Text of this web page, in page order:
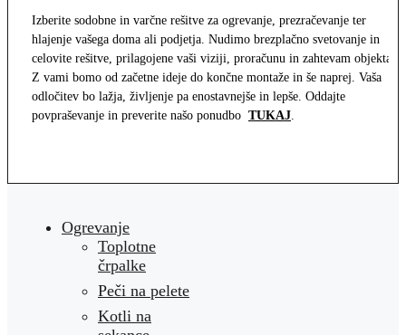
Izberite sodobne in varčne rešitve za ogrevanje, prezračevanje ter
hlajenje vašega doma ali podjetja. Nudimo brezplačno svetovanje in
celovite rešitve, prilagojene vaši viziji, proračunu in zahtevam objekta.
Z vami bomo od začetne ideje do končne montaže in še naprej. Vaša
odločitev bo lažja, življenje pa enostavnejše in lepše. Oddajte
povpraševanje in preverite našo ponudbo TUKAJ.
Ogrevanje
Toplotne
črpalke
Peči na pelete
Kotli na